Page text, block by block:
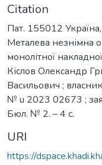
Citation
Пат. 155012
Металева незнімна
монолітної
Кіслов Олександр
Васильович ;
№ u 2023 02673 ;
Бюл. № 2. – 4 с.
URI
https://